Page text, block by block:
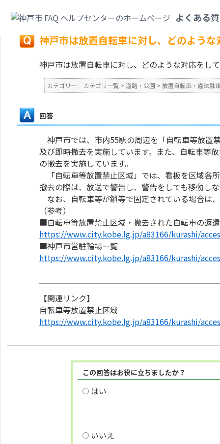
よくある
戻る
神戸市は放置自転車に対し、どのよう
神戸市は放置自転車に対し、どのような対応をし
カテゴリー : カテゴリ一覧 > 道路・公園 > 放置自転車・違法駐
回答
神戸市では、市内55駅の周辺を「自転車等放置
及び即時撤去を実施しています。また、自転車等
の撤去を実施しています。
「自転車等放置禁止区域」では、看板を区域各
撤去の際は、放送で警告し、警告をしても移動し
なお、自転車等が鎖等で固定されている場合は
（参考）
■自転車等放置禁止区域・撤去された自転車の返
https://www.city.kobe.lg.jp/a83166/kurashi/
■神戸市営駐輪場一覧
https://www.city.kobe.lg.jp/a83166/kurashi/
【関連リンク】
自転車等放置禁止区域
https://www.city.kobe.lg.jp/a83166/kurashi/
この回答はお役に立ちましたか？
はい
いいえ